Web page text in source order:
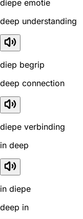
diepe emotie
deep understanding
diep begrip
deep connection
diepe verbinding
in deep
in diepe
deep in